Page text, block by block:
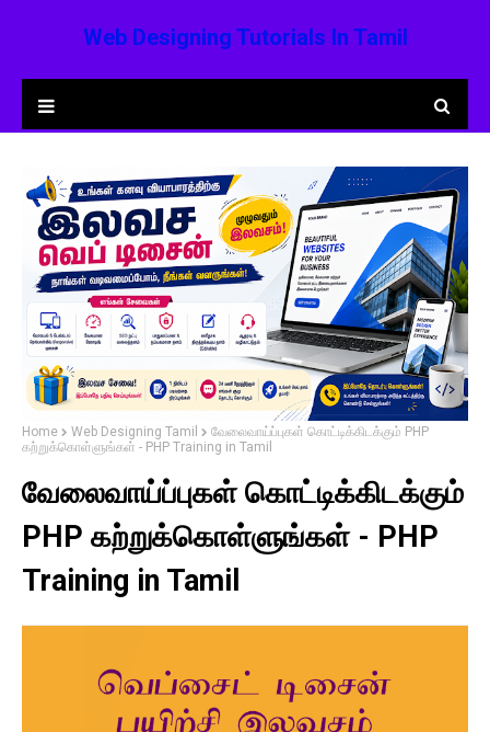
Web Designing Tutorials In Tamil
Home Web Designing Tamil
வேலைவாய்ப்புகள் கொட்டிக்கிடக்கும் PHP
கற்றுக்கொள்ளுங்கள் - PHP Training in Tamil
வேலைவாய்ப்புகள் கொட்டிக்கிடக்கும்
PHP கற்றுக்கொள்ளுங்கள் - PHP
Training in Tamil